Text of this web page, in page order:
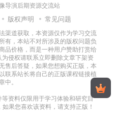
导演后期资源交流站
版权声明 常见问题
渠道获取，本资源仅作为学习交流
有，本站不对所涉及的版权问题负
品价格，而是一种用户赞助打赏给
侵权请联系立即删除文章下架资
售后答疑，如果您想购买正版，本
联系站长将自己的正版课程链接植
中。
资料仅限用于学习体验和研究目
果您喜欢该资料，请支持正版！